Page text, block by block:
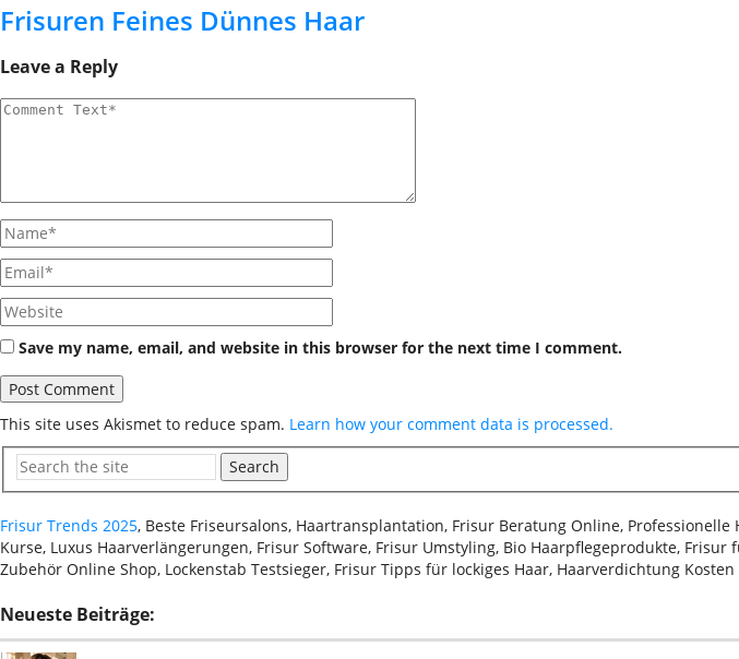
Frisuren Feines Dünnes Haar
Leave a Reply
Save my name, email, and website in this browser for the next time I comment.
This site uses Akismet to reduce spam. Learn how your comment data is processed.
Search
Frisur Trends 2025, Beste Friseursalons, Haartransplantation, Frisur Beratung Online,
Kurse, Luxus Haarverlängerungen, Frisur Software, Frisur Umstyling, Bio Haarpflegeprodukte,
Zubehör Online Shop, Lockenstab Testsieger, Frisur Tipps für lockiges Haar, Haarverdichtung Kosten
Neueste Beiträge: